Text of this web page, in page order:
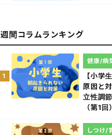
週間コラムランキング
1
【小学
原因と
立性調
（第1回）
健康/病
しつけ/